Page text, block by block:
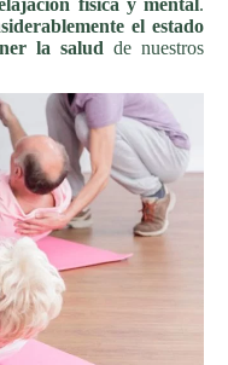
física y mental.
el estado
la salud de nuestros